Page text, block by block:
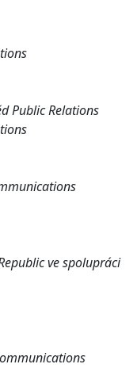
Public Relations
ve spolupráci